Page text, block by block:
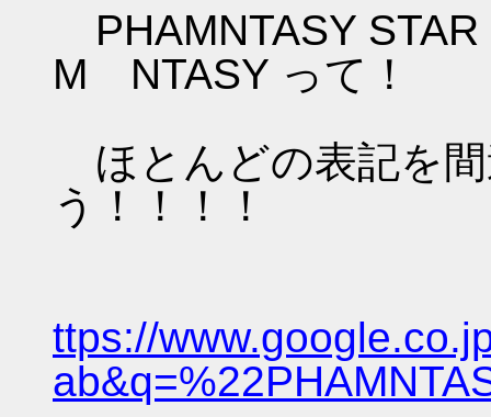
PHAMNTASY
M NTASY って！
ほとんどの表記を
う！！！！
ttps://